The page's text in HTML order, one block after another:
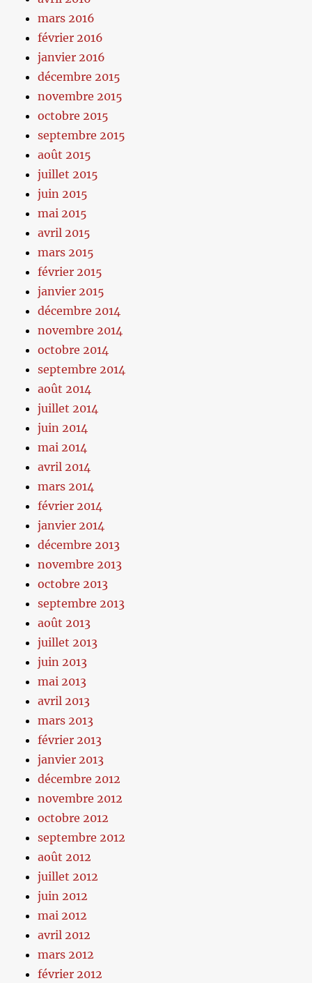
mars 2016
février 2016
janvier 2016
décembre 2015
novembre 2015
octobre 2015
septembre 2015
août 2015
juillet 2015
juin 2015
mai 2015
avril 2015
mars 2015
février 2015
janvier 2015
décembre 2014
novembre 2014
octobre 2014
septembre 2014
août 2014
juillet 2014
juin 2014
mai 2014
avril 2014
mars 2014
février 2014
janvier 2014
décembre 2013
novembre 2013
octobre 2013
septembre 2013
août 2013
juillet 2013
juin 2013
mai 2013
avril 2013
mars 2013
février 2013
janvier 2013
décembre 2012
novembre 2012
octobre 2012
septembre 2012
août 2012
juillet 2012
juin 2012
mai 2012
avril 2012
mars 2012
février 2012